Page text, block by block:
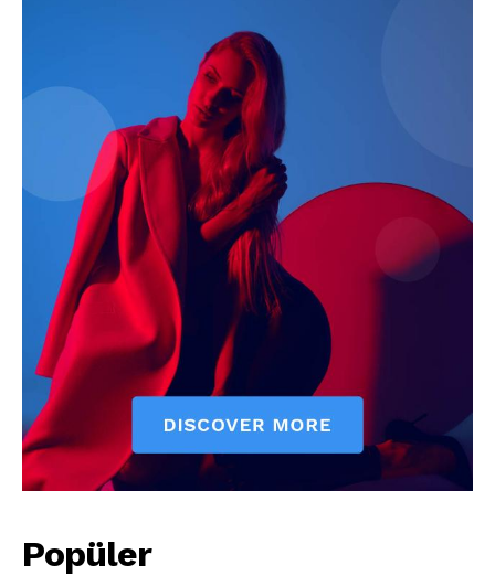
Pet Haber Gazetesi
Türkiye'nin Sektörel
Gazetesi
E-BÜLTENE ÜYE OL
PetHaber Gazetesi
Gazeteniz
Popüler